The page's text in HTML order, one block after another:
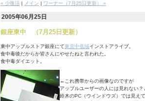
« 少復活 | メイン | ワーナー（7月25日更新） »
2005年06月25日
銀座東中 （7月25日更新）
東中アップルストア銀座にて東京中低域インストアライブ。
食中毒後だからか皆さんにやせたねと言われた。
食中毒ダイエット。
←これ携帯からの画像なのですが
アップルユーザーの人には見れない？
鈴木のPC（ウインドウズ）では見え